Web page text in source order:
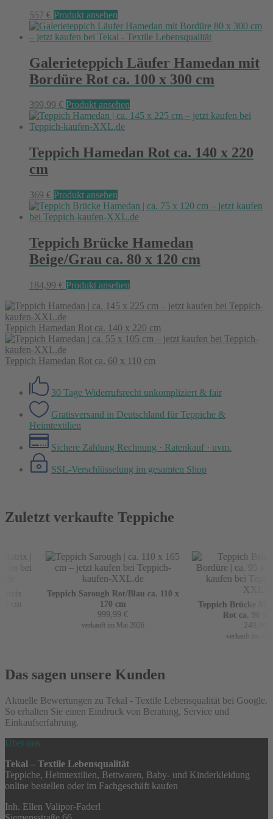
557 € Produkt ansehen
Galerieteppich Läufer Hamedan mit
Bordüre Rot ca. 100 x 300 cm
399,99 € Produkt ansehen
Teppich Hamedan Rot ca. 140 x 220
cm
369 € Produkt ansehen
Teppich Brücke Hamedan
Beige/Grau ca. 80 x 120 cm
184,99 € Produkt ansehen
Teppich Hamedan Rot ca. 140 x 220 cm
Teppich Hamedan Rot ca. 60 x 110 cm
30 Tage Widerrufsrecht unkompliziert & fair
Gratisversand in Deutschland für Teppiche &
Heimtextilien
Sichere Zahlung Rechnung · Ratenkauf · uvm.
SSL-Verschlüsselung im gesamten Shop
Zuletzt verkaufte Teppiche
Teppich Sarough Rot/Blau ca. 110 x
170 cm
999,99€
verkauft im Mai 2026
Teppich Brücke Mir
Rot ca. 90 x
249,99
verkauft im April
Das sagen unsere Kunden
Aktuelle Bewertungen zu Tekal - Textile Lebensqualität bei Google.
So erhalten Sie einen Eindruck von Beratung, Service und
Einkaufserfahrung.
Über uns
Tekal – Textile Lebensqualität
Teppiche, Heimtextilien, Bettwaren, Baby- und Kinderkleidung
online bestellen oder im Fachgeschäft kaufen
Inh. Ellen Valipor-Faderl